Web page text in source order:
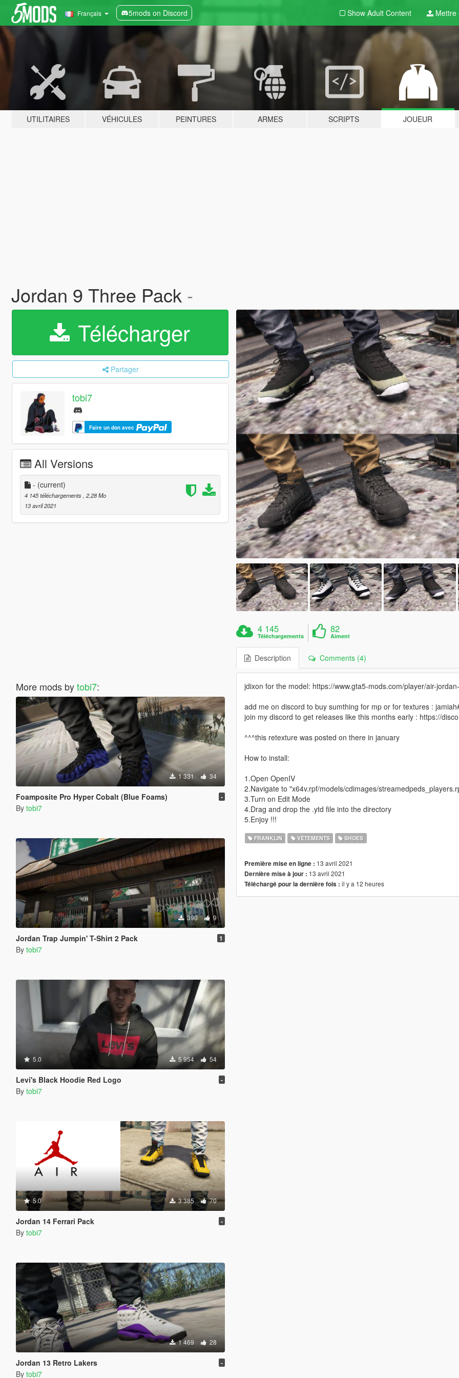
Français 5mods on Discord Show Adult Content Mettre
UTILITAIRES VÉHICULES PEINTURES ARMES SCRIPTS JOUEUR
Jordan 9 Three Pack -
Télécharger
Partager
tobi7
Faire un don avec
All Versions
- (current)
4 145 téléchargements , 2,28 Mo
13 avril 2021
More mods bytobi7:
1 331 34
Foamposite Pro Hyper Cobalt (Blue Foams) -
By tobi7
390 9
Jordan Trap Jumpin' T-Shirt 2 Pack 1
By tobi7
5.0 5 954 54
Levi's Black Hoodie Red Logo -
By tobi7
5.0 3 385 70
Jordan 14 Ferrari Pack -
By tobi7
1 469 28
Jordan 13 Retro Lakers -
By tobi7
4 145
Téléchargements
82
Aiment
Description Comments (4)
jdixon for the model: https://www.gta5-mods.com/player/air-
add me on discord to buy sumthing for mp or for textures :
join my discord to get releases like this months early : https://
^^^this retexture was posted on there in january
How to install:
1.Open OpenIV
2.Navigate to "x64v.rpf/models/cdimages/
3.Turn on Edit Mode
4.Drag and drop the .ytd file into the directory
5.Enjoy !!!
FRANKLIN VÊTEMENTS SHOES
Première mise en ligne : 13 avril 2021
Dernière mise à jour : 13 avril 2021
Téléchargé pour la dernière fois : il y a 12 heures